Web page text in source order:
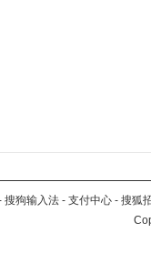
搜狗输入法 - 支付中心 - 搜狐